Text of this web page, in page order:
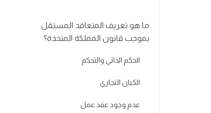
ما هو تعريف المتعاقد المستقل
بموجب قانون المملكة المتحدة؟
الحكم الذاتي والتحكم
الكيان التجاري
عدم وجود عقد عمل